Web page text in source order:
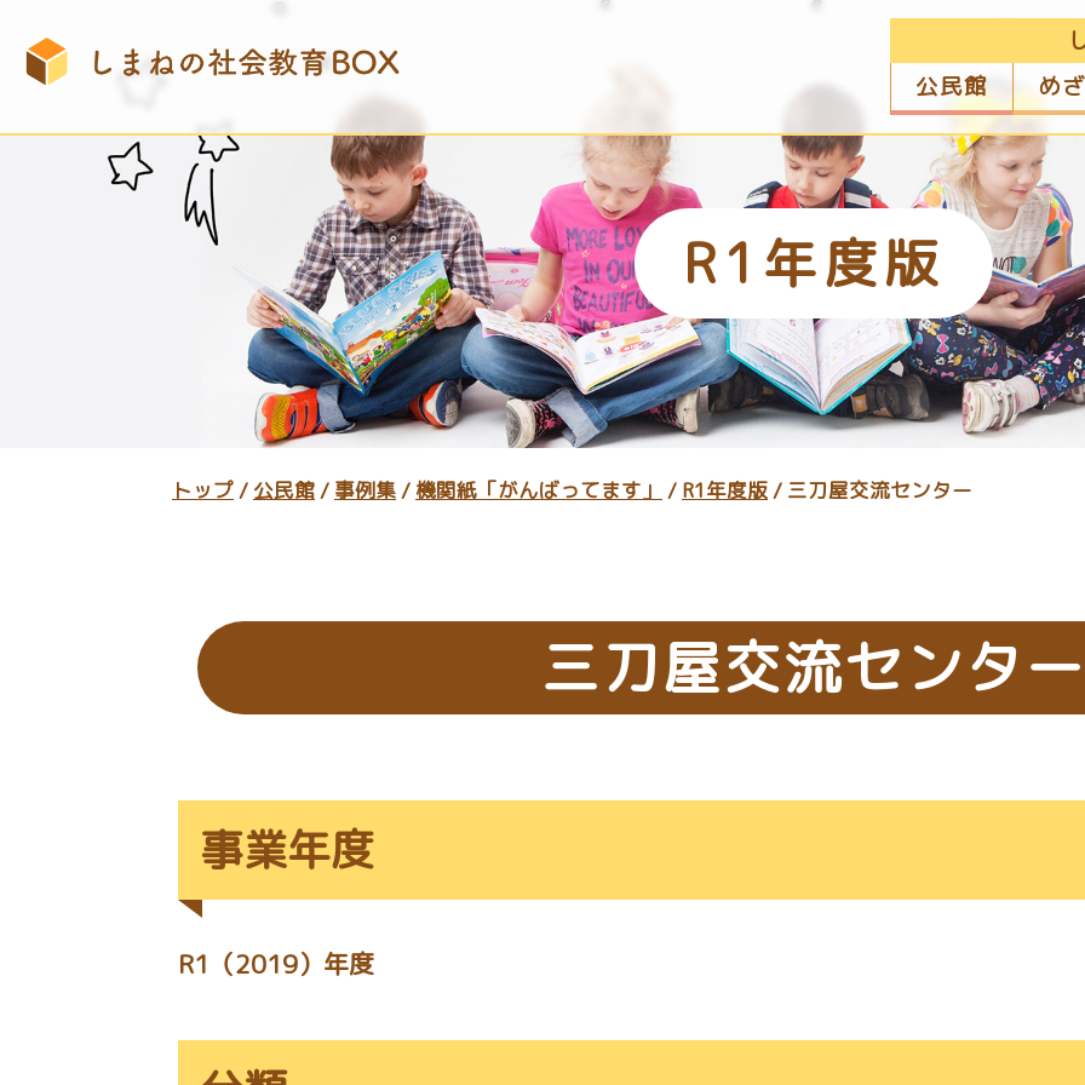
公民館
め
R1年度版
現
置：
トップ / 公民館 / 事例集 / 機関紙「がんばってます」 / R1年度版 / 三刀屋交流センター
三刀屋交流センター
事業年度
R1（2019）年度